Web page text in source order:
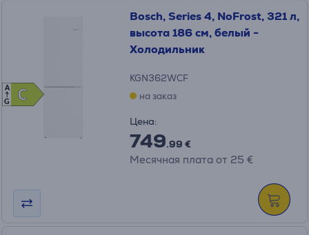
C
C
A
G
Bosch, Series 4, NoFrost, 321 л,
высота 186 см, белый -
Холодильник
KGN362WCF
на заказ
Цена:
749.99 €
Месячная плата от 25 €